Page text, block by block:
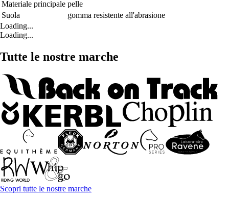
Materiale principale pelle
Suola
gomma resistente all'abrasione
Loading...
Loading...
Tutte le nostre marche
Scopri tutte le nostre marche